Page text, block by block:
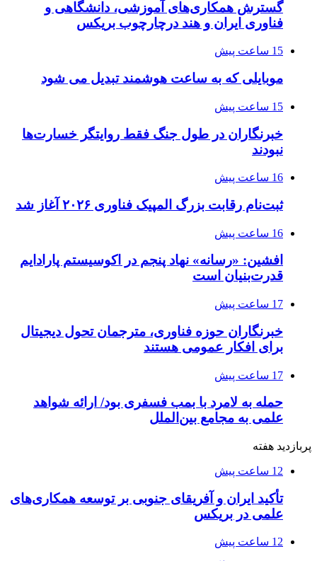
گسترش همکاری‌های آموزشی، دانشگاهی و
فناوری ایران و هند درچارچوب بریکس
15 ساعت پیش
موبایلی که به ساعت هوشمند تبدیل می شود
15 ساعت پیش
خبرنگاران در طول جنگ فقط روایتگر خسارت‌ها
نبودند
16 ساعت پیش
ثبت‌نام رقابت بزرگ المپیک فناوری ۲۰۲۶ آغاز شد
16 ساعت پیش
افشین: «رسانه» نهاد پنجم در اکوسیستم پارادایم
قدرت‌بنیان است
17 ساعت پیش
خبرنگاران حوزه فناوری، مترجمان تحول دیجیتال
برای افکار عمومی هستند
17 ساعت پیش
حمله به لامرد با بمب فسفری بود/ ارائه شواهد
علمی به مجامع بین‌الملل
پربازدید هفته
12 ساعت پیش
تأکید ایران و آفریقای جنوبی بر توسعه همکاری‌های
علمی در بریکس
12 ساعت پیش